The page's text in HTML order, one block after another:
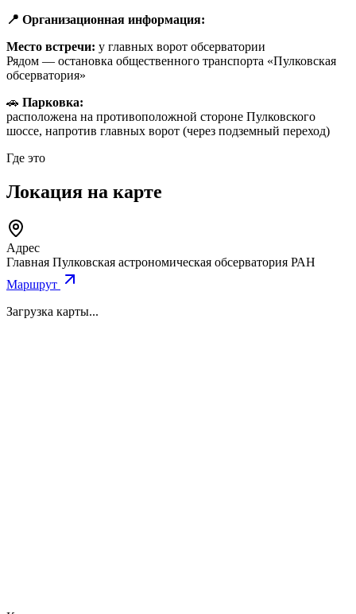
📍 Организационная информация:
Место встречи: у главных ворот обсерватории
Рядом — остановка общественного транспорта «Пулковская
обсерватория»
🚗 Парковка:
расположена на противоположной стороне Пулковского
шоссе, напротив главных ворот (через подземный переход)
Где это
Локация на карте
Адрес
Главная Пулковская астрономическая обсерватория РАН
Маршрут
Загрузка карты...